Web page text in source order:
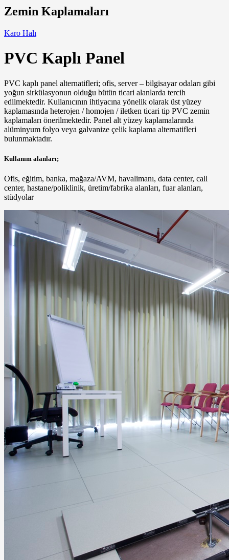
Zemin Kaplamaları
Karo Halı
PVC Kaplı Panel
PVC kaplı panel alternatifleri; ofis, server – bilgisayar odaları gibi
yoğun sirkülasyonun olduğu bütün ticari alanlarda tercih
edilmektedir. Kullanıcının ihtiyacına yönelik olarak üst yüzey
kaplamasında heterojen / homojen / iletken ticari tip PVC zemin
kaplamaları önerilmektedir. Panel alt yüzey kaplamalarında
alüminyum folyo veya galvanize çelik kaplama alternatifleri
bulunmaktadır.
Kullanım alanları;
Ofis, eğitim, banka, mağaza/AVM, havalimanı, data center, call
center, hastane/poliklinik, üretim/fabrika alanları, fuar alanları,
stüdyolar